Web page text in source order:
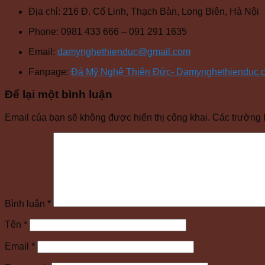
Địa chỉ: 216 Đ. Cổ Linh, Thạch Bàn, Long Biên, Hà Nội
Phone: 0981 433 666 – 091 291 1635
Email: damynghethienduc@gmail.com
Fanpage: Đá Mỹ Nghệ Thiên Đức-
Để lại một bình luận
Email của bạn sẽ không được hiển thị công khai. Các trường
Bình luận *
Tên *
Email *